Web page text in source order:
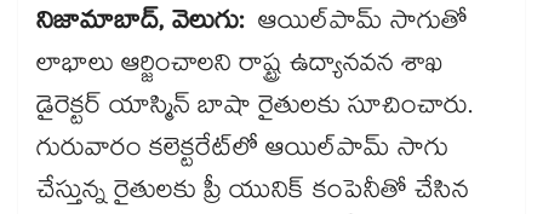
నిజామాబాద్​, వెలుగు:ఆయిల్​పామ్ సాగుతో
లాభాలు ఆర్జించాలని రాష్ట్ర ఉద్యానవన శాఖ
డైరెక్టర్​ యాస్మిన్ బాషా రైతులకు సూచించారు.
గురువారం కలెక్టరేట్​లో ఆయిల్​పామ్​ సాగు
చేస్తున్న రైతులకు ప్రీ యునిక్​ కంపెనీతో చేసిన